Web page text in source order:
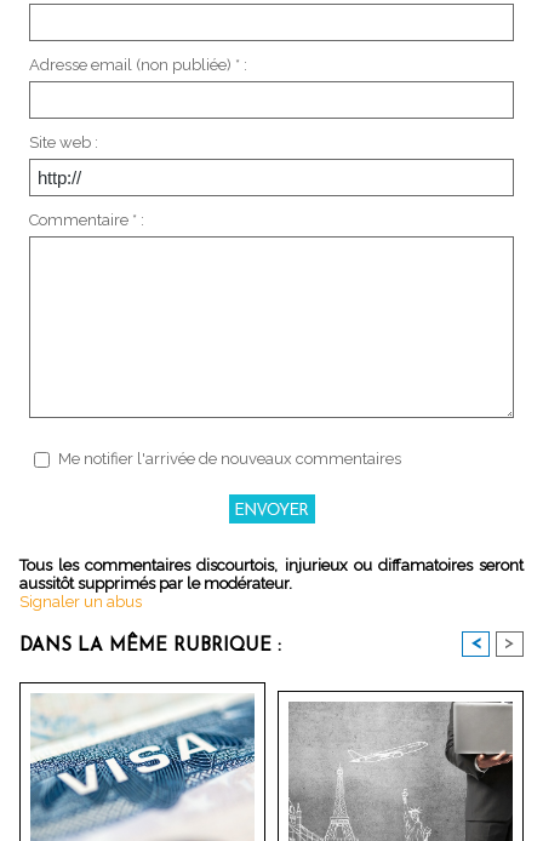
Adresse email (non publiée) * :
Site web :
Commentaire * :
Me notifier l'arrivée de nouveaux commentaires
Tous les commentaires discourtois, injurieux ou diffamatoires seront
aussitôt supprimés par le modérateur.
Signaler un abus
DANS LA MÊME RUBRIQUE : < >